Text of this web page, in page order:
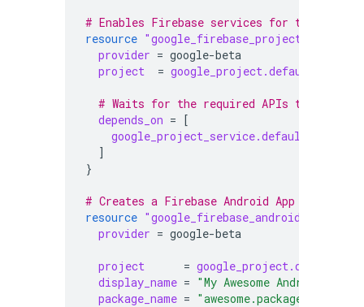
# Enables Firebase services for the new
resource "google_firebase_project"
provider = google-beta
project
=
# Waits for the required APIs to be
depends_on = [
google_project_service.default
]
}
# Creates a Firebase Android App in the
resource "google_firebase_android_app"
provider = google-beta
project =
display_name = "My Awesome Android app"
package_name = "awesome.package.name"